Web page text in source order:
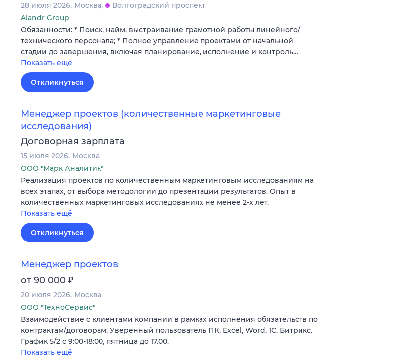
28 июля 2026 Москва
Волгоградский проспект
Alandr Group
Обязанности: * Поиск, найм, выстраивание грамотной работы линейного/
технического персонала; * Полное управление проектами от начальной
стадии до завершения, включая планирование, исполнение и контроль…
Показать ещё
Откликнуться
Менеджер проектов (количественные маркетинговые
исследования)
Договорная зарплата
15 июля 2026 Москва
ООО "Марк Аналитик"
Реализация проектов по количественным маркетинговым исследованиям на
всех этапах, от выбора методологии до презентации результатов. Опыт в
количественных маркетинговых исследованиях не менее 2-х лет.
Показать ещё
Откликнуться
Менеджер проектов
от 90 000 ₽
20 июля 2026 Москва
ООО "ТехноСервис"
Взаимодействие с клиентами компании в рамках исполнения обязательств по
контрактам/договорам. Уверенный пользователь ПК, Excel, Word, 1С, Битрикс.
График 5/2 с 9:00-18:00, пятница до 17.00.
Показать ещё